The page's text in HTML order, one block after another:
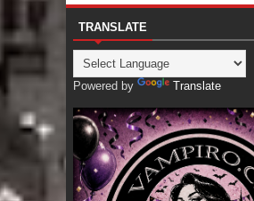
TRANSLATE
Powered by Translate